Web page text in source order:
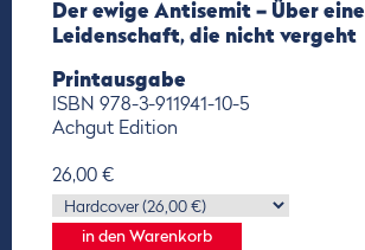
Der ewige Antisemit – Über eine
Leidenschaft, die nicht vergeht
Printausgabe
ISBN 978-3-911941-10-5
Achgut Edition
26,00 €